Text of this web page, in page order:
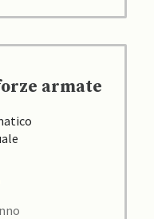
armate